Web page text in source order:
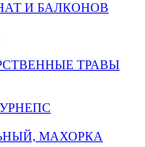
И БАЛКОНОВ
ТРАВЫ
МАХОРКА